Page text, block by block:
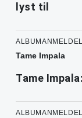
lyst til
Tame Impala
Tame